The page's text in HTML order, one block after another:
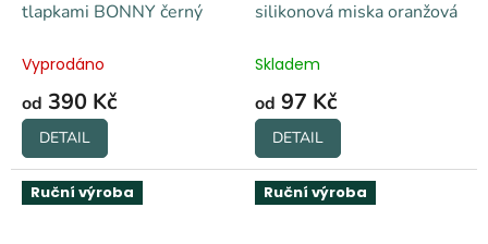
tlapkami BONNY černý
Vyprodáno
od 390 Kč
DETAIL
silikonová miska oranžová
Skladem
od 97 Kč
DETAIL
Ruční výroba Ruční výroba